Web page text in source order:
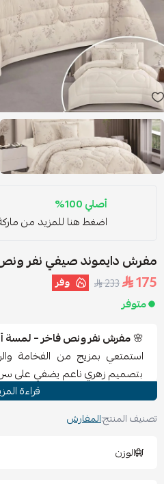
أصلي 100%
اضغط هنا للمزيد من
مفرش دايموند صيفي نفر ونص 5
175
233 وفر
متوفر
🌸مفرش نفر ونص فاخر – لمسة
استمتعي بمزيج من الفخامة
بتصميم زهري ناعم يضفي على
ناعمة ومريحة تحافظ على جودتها
التفاصيل:
لحاف فاخر: 170×240 سم
قراءة
تصنيف المنتج:المفارش
الوزن